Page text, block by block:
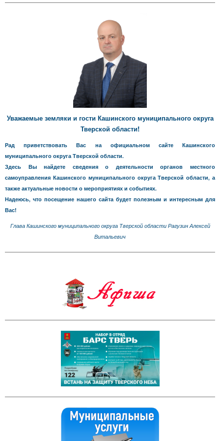
Уважаемые земляки и гости Кашинского муниципального округа
Тверской области!
Рад приветствовать Вас на официальном сайте Кашинского
муниципального округа Тверской области.
Здесь Вы найдете сведения о деятельности органов местного
самоуправления Кашинского муниципального округа Тверской области, а
также актуальные новости о мероприятиях и событиях.
Надеюсь, что посещение нашего сайта будет полезным и интересным для
Вас!
Глава Кашинского муниципального округа Тверской области Рагузин Алексей
Витальевич